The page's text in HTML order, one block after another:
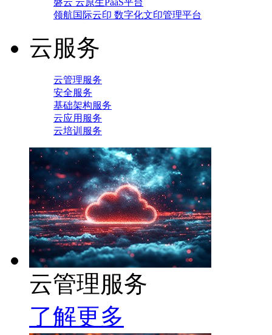
磐云 云原生PaaS平台
领航国际云印 数字化文印管理平台
云服务
云管理服务
安全服务
基础架构服务
云应用服务
云培训服务
云管理服务
了解更多